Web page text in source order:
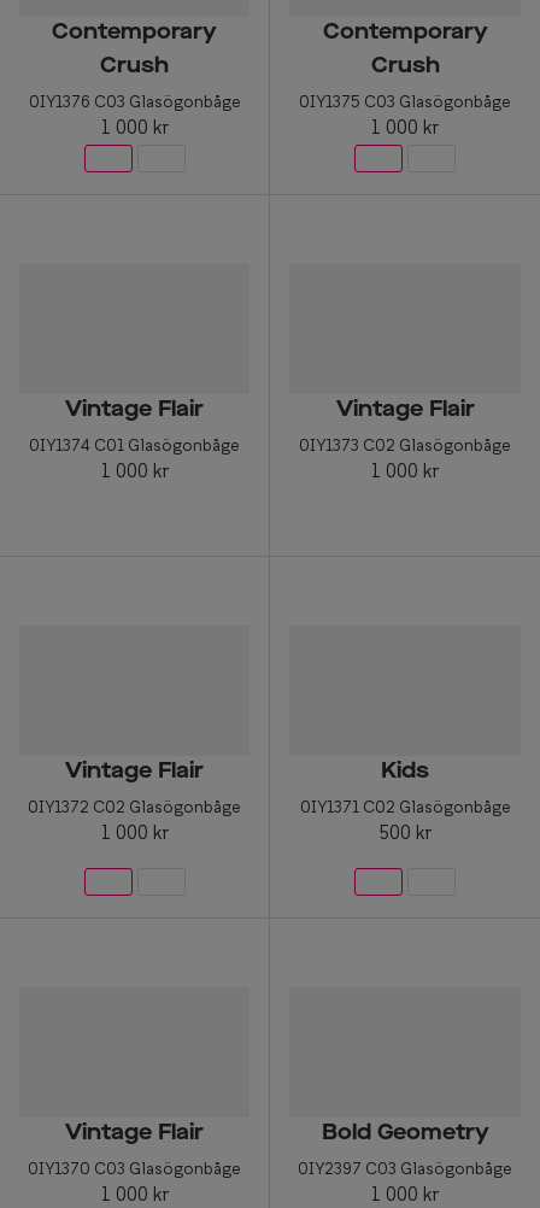
Contemporary
Crush
0IY1376 C03 Glasögonbåge
1 000 kr
Contemporary
Crush
0IY1375 C03 Glasögonbåge
1 000 kr
Vintage Flair
0IY1374 C01 Glasögonbåge
1 000 kr
Vintage Flair
0IY1373 C02 Glasögonbåge
1 000 kr
Vintage Flair
0IY1372 C02 Glasögonbåge
1 000 kr
Kids
0IY1371 C02 Glasögonbåge
500 kr
Vintage Flair
0IY1370 C03 Glasögonbåge
1 000 kr
Bold Geometry
0IY2397 C03 Glasögonbåge
1 000 kr